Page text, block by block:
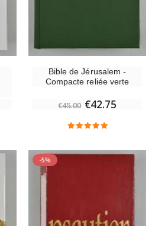
Bible de Jérusalem -
Compacte reliée verte
€45.00 €42.75
-5%